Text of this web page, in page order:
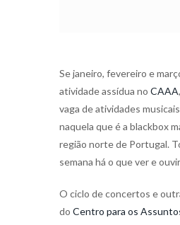
Se janeiro, fevereiro e
atividade assídua no CAAA
vaga de atividades
naquela que é a blackbox
região norte de Portugal.
semana há o que ver e
O ciclo de concertos e
do Centro para os